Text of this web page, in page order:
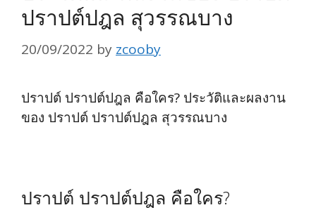
ปราปต์ปฎล สุวรรณบาง
20/09/2022 by zcooby
ปราปต์ ปราปต์ปฎล คือใคร? ประวัติและผลงาน
ของ ปราปต์ ปราปต์ปฎล สุวรรณบาง
ปราปต์ ปราปต์ปฎล คือใคร?